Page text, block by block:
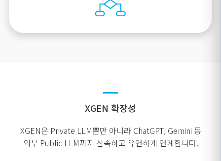
XGEN 확장성
XGEN은 Private LLM뿐만 아니라 ChatGPT, Gemini 등
외부 Public LLM까지 신속하고 유연하게 연계합니다.